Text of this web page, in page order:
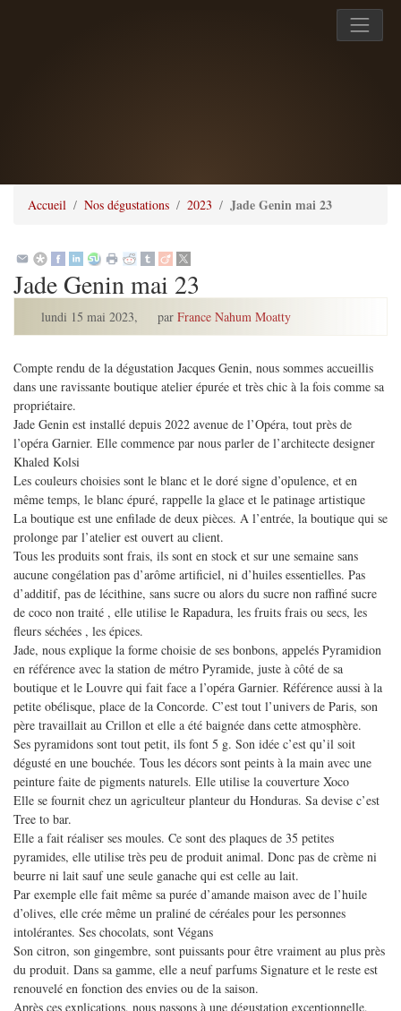
Accueil Nos dégustations 2023 Jade Genin mai 23
Jade Genin mai 23
lundi 15 mai 2023, par France Nahum Moatty
Compte rendu de la dégustation Jacques Genin, nous sommes accueillis
dans une ravissante boutique atelier épurée et très chic à la fois comme sa
propriétaire.
Jade Genin est installé depuis 2022 avenue de l’Opéra, tout près de
l’opéra Garnier. Elle commence par nous parler de l’architecte designer
Khaled Kolsi
Les couleurs choisies sont le blanc et le doré signe d’opulence, et en
même temps, le blanc épuré, rappelle la glace et le patinage artistique
La boutique est une enfilade de deux pièces. A l’entrée, la boutique qui se
prolonge par l’atelier est ouvert au client.
Tous les produits sont frais, ils sont en stock et sur une semaine sans
aucune congélation pas d’arôme artificiel, ni d’huiles essentielles. Pas
d’additif, pas de lécithine, sans sucre ou alors du sucre non raffiné sucre
de coco non traité , elle utilise le Rapadura, les fruits frais ou secs, les
fleurs séchées , les épices.
Jade, nous explique la forme choisie de ses bonbons, appelés Pyramidion
en référence avec la station de métro Pyramide, juste à côté de sa
boutique et le Louvre qui fait face a l’opéra Garnier. Référence aussi à la
petite obélisque, place de la Concorde. C’est tout l’univers de Paris, son
père travaillait au Crillon et elle a été baignée dans cette atmosphère.
Ses pyramidons sont tout petit, ils font 5 g. Son idée c’est qu’il soit
dégusté en une bouchée. Tous les décors sont peints à la main avec une
peinture faite de pigments naturels. Elle utilise la couverture Xoco
Elle se fournit chez un agriculteur planteur du Honduras. Sa devise c’est
Tree to bar.
Elle a fait réaliser ses moules. Ce sont des plaques de 35 petites
pyramides, elle utilise très peu de produit animal. Donc pas de crème ni
beurre ni lait sauf une seule ganache qui est celle au lait.
Par exemple elle fait même sa purée d’amande maison avec de l’huile
d’olives, elle crée même un praliné de céréales pour les personnes
intolérantes. Ses chocolats, sont Végans
Son citron, son gingembre, sont puissants pour être vraiment au plus près
du produit. Dans sa gamme, elle a neuf parfums Signature et le reste est
renouvelé en fonction des envies ou de la saison.
Après ces explications, nous passons à une dégustation exceptionnelle,